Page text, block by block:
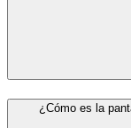
¿Cómo es la